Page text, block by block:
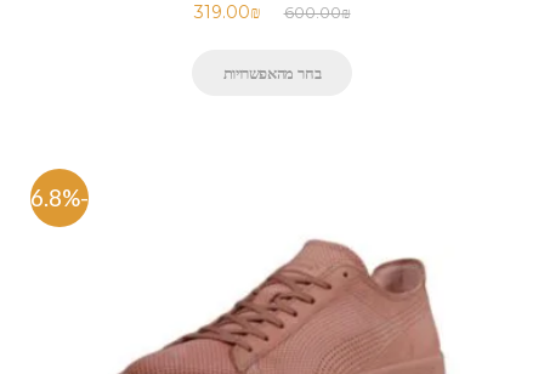
600.00₪
319.00₪
בחר מהאפשרויות
-46.8%